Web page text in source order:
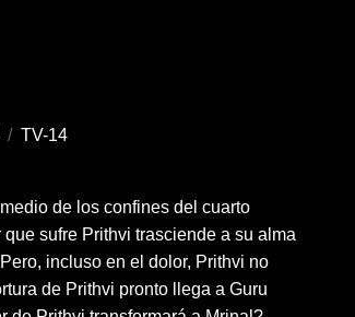
/ TV-14
de los confines del cuarto
sufre Prithvi trasciende a su alma
incluso en el dolor, Prithvi no
de Prithvi pronto llega a Guru